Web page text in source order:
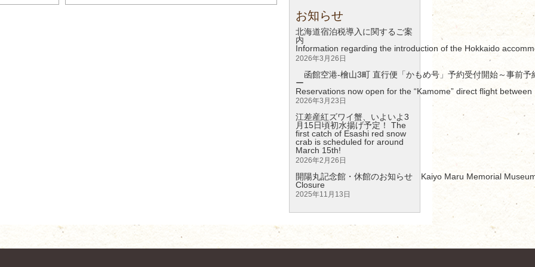
お知らせ
北海道宿泊税導入に関するご案
Information regarding the introduction of the Hokkaido
2026年3月26日
函館空港-檜山3町 直行便「かもめ号」予約受付開始～事前予
Reservations now open for the “Kamome” direct flight
2026年3月23日
江差産紅ズワイ蟹、いよいよ3
月15日頃初水揚げ予定！ The
first catch of Esashi red snow
crab is scheduled for around
March 15th!
2026年2月26日
開陽丸記念館・休館のお知らせ Kaiyo Maru Memorial
2025年11月13日